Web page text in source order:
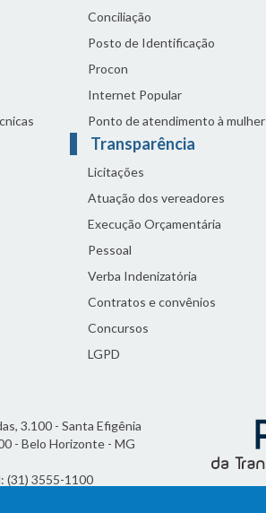
Conciliação
Posto de Identificação
Procon
Internet Popular
Ponto de atendimento à mulher
Transparência
Licitações
Atuação dos vereadores
Execução Orçamentária
Pessoal
Verba Indenizatória
Contratos e convênios
Concursos
LGPD
3.100 - Santa Efigênia
- Belo Horizonte - MG
(31) 3555-1100